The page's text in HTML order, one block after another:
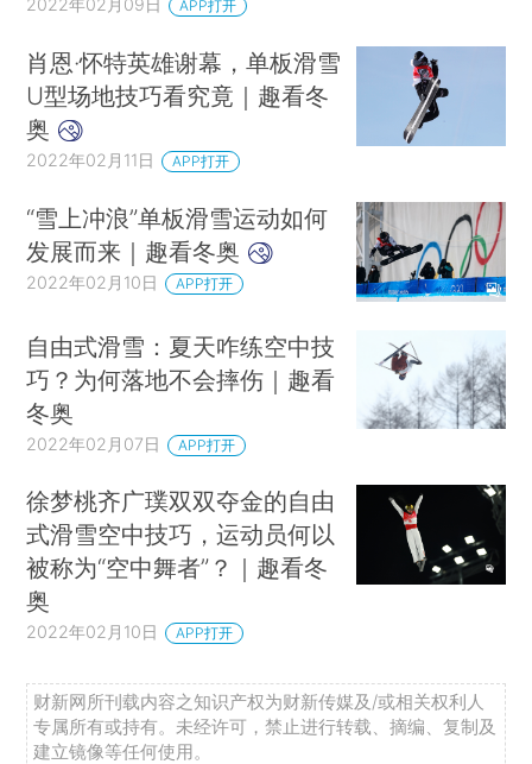
2022年02月09日 APP打开
肖恩·怀特英雄谢幕，单板滑雪
U型场地技巧看究竟｜趣看冬
奥
2022年02月11日 APP打开
“雪上冲浪”单板滑雪运动如何
发展而来｜趣看冬奥
2022年02月10日 APP打开
自由式滑雪：夏天咋练空中技
巧？为何落地不会摔伤｜趣看
冬奥
2022年02月07日 APP打开
徐梦桃齐广璞双双夺金的自由
式滑雪空中技巧，运动员何以
被称为“空中舞者”？｜趣看冬
奥
2022年02月10日 APP打开
财新网所刊载内容之知识产权为财新传媒及/或相关权利人
专属所有或持有。未经许可，禁止进行转载、摘编、复制及
建立镜像等任何使用。